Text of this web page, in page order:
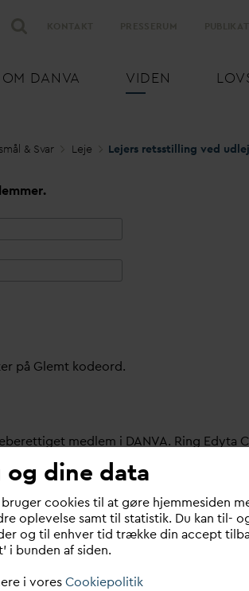
OM DANVA VIDEN
& Svar Leje
på Glemt kodeord.
medlem i DANVA. Ring Edyta
her.
ditvandselskab, dit ansættelsessted er
og dine data
bruger cookies til at gøre hjemmesiden
oplevelse samt til statistik. Du kan til-
og til enhver tid trække din accept
i bunden af siden.
i voresCookiepolitik